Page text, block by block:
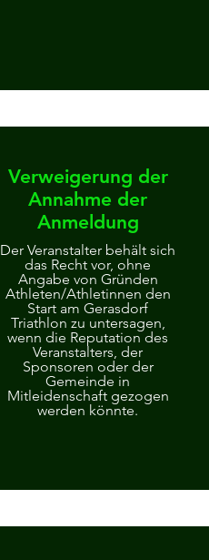
Verweigerung der
Annahme der
Anmeldung
Der Veranstalter behält sich
das Recht vor, ohne
Angabe von Gründen
Athleten/Athletinnen den
Start am Gerasdorf
Triathlon zu untersagen,
wenn die Reputation des
Veranstalters, der
Sponsoren oder der
Gemeinde in
Mitleidenschaft gezogen
werden könnte.